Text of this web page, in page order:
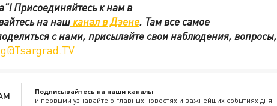
Присоединяйтесь к нам в
на нашканал в Дзене. Там все самое
с нами, присылайте свои наблюдения, вопросы,
Подписывайтесь на наши каналы
и первыми узнавайте о главных новостях и важнейших событиях дня.